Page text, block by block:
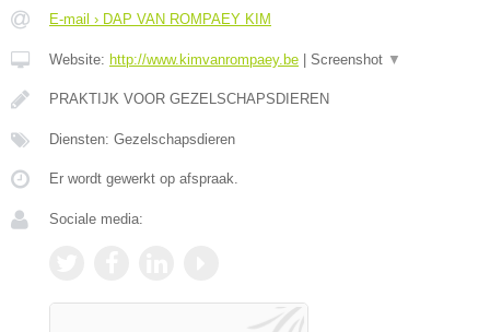
E-mail › DAP VAN ROMPAEY KIM
Website: http://www.kimvanrompaey.be | Screenshot ▼
PRAKTIJK VOOR GEZELSCHAPSDIEREN
Diensten: Gezelschapsdieren
Er wordt gewerkt op afspraak.
Sociale media: